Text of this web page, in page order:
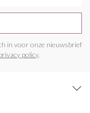
in voor onze nieuwsbrief
policy.